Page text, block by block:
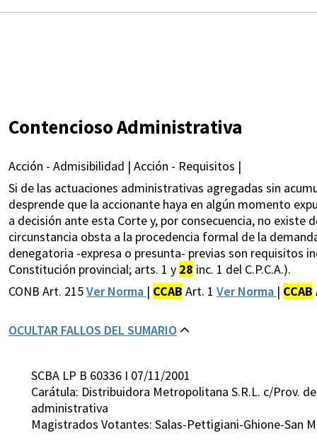
Contencioso Administrativa
Acción - Admisibilidad | Acción - Requisitos |
Si de las actuaciones administrativas agregadas sin
desprende que la accionante haya en algún momento
a decisión ante esta Corte y, por consecuencia, no existe
circunstancia obsta a la procedencia formal de la
denegatoria -expresa o presunta- previas son requisitos
Constitución provincial; arts. 1 y 28 inc. 1 del C.P.C.A.).
CONB Art. 215Ver Norma | CCAB Art. 1 Ver Norma | CCAB
OCULTAR FALLOS DEL SUMARIO
SCBA LP B 60336 I 07/11/2001
Carátula: Distribuidora Metropolitana S.R.L. c/Prov.
administrativa
Magistrados Votantes: Salas-Pettigiani-Ghione-San